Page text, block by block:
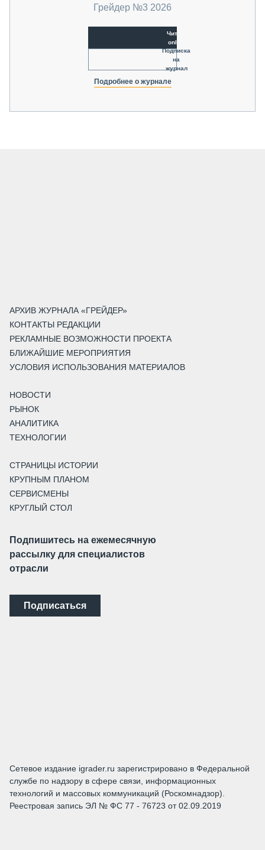
Грейдер №3 2026
Читать
online
Подписка
на
журнал
Подробнее о журнале
АРХИВ ЖУРНАЛА «ГРЕЙДЕР»
КОНТАКТЫ РЕДАКЦИИ
РЕКЛАМНЫЕ ВОЗМОЖНОСТИ ПРОЕКТА
БЛИЖАЙШИЕ МЕРОПРИЯТИЯ
УСЛОВИЯ ИСПОЛЬЗОВАНИЯ МАТЕРИАЛОВ
НОВОСТИ
РЫНОК
АНАЛИТИКА
ТЕХНОЛОГИИ
СТРАНИЦЫ ИСТОРИИ
КРУПНЫМ ПЛАНОМ
СЕРВИСМЕНЫ
КРУГЛЫЙ СТОЛ
Подпишитесь на ежемесячную
рассылку для специалистов
отрасли
Подписаться
Сетевое издание igrader.ru зарегистрировано в Федеральной
службе по надзору в сфере связи, информационных
технологий и массовых коммуникаций (Роскомнадзор).
Реестровая запись ЭЛ № ФС 77 - 76723 от 02.09.2019